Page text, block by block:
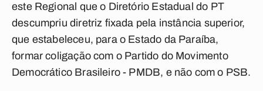
este Regional que o Diretório Estadual do PT
descumpriu diretriz fixada pela instância superior,
que estabeleceu, para o Estado da Paraíba,
formar coligação com o Partido do Movimento
Democrático Brasileiro - PMDB, e não com o PSB.